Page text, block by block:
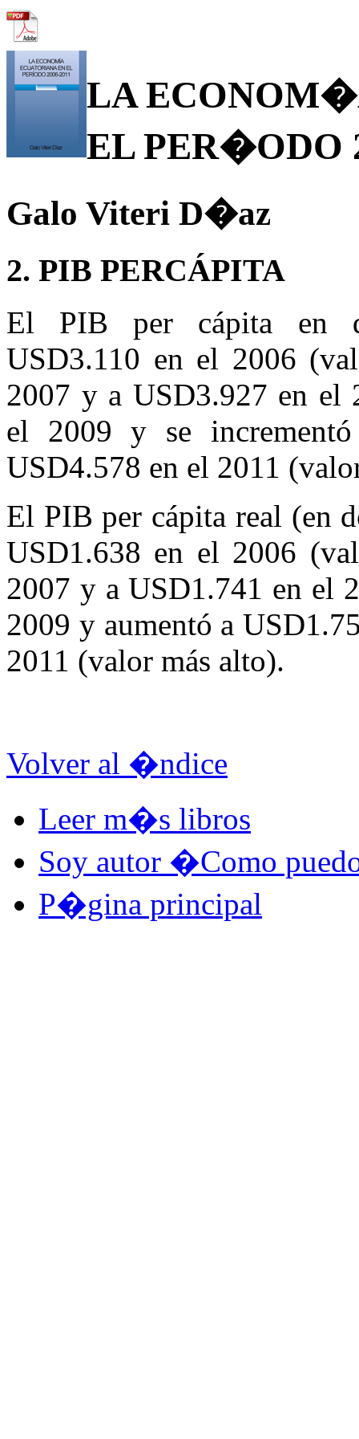
LA
EL PER�ODO
Galo Viteri D�az
2. PIB PERCÁPITA
El PIB per cápita en
USD3.110 en el 2006
2007 y a USD3.927 en el
el 2009 y se
USD4.578 en el 2011
El PIB per cápita real (en
USD1.638 en el 2006
2007 y a USD1.741 en el
2009 y aumentó a
2011 (valor más alto).
Volver al �ndice
Leer m�s libros
Soy autor �Como
P�gina principal